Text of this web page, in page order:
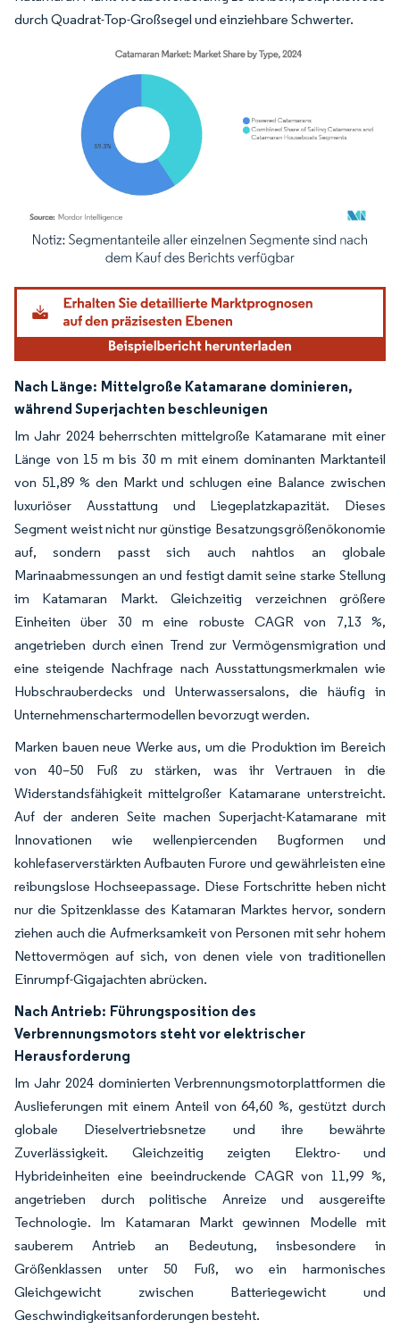
durch Quadrat-Top-Großsegel und einziehbare Schwerter.
Bild © Mordor Intelligence. Wiederverwendung erfordert Namensnennung
Nach Länge: Mittelgroße Katamarane dominieren,
während Superjachten beschleunigen
Im Jahr 2024 beherrschten mittelgroße Katamarane mit einer
Länge von 15 m bis 30 m mit einem dominanten Marktanteil
von 51,89 % den Markt und schlugen eine Balance zwischen
luxuriöser Ausstattung und Liegeplatzkapazität. Dieses
Segment weist nicht nur günstige Besatzungsgrößenökonomie
auf, sondern passt sich auch nahtlos an globale
Marinaabmessungen an und festigt damit seine starke Stellung
im Katamaran Markt. Gleichzeitig verzeichnen größere
Einheiten über 30 m eine robuste CAGR von 7,13 %,
angetrieben durch einen Trend zur Vermögensmigration und
eine steigende Nachfrage nach Ausstattungsmerkmalen wie
Hubschrauberdecks und Unterwassersalons, die häufig in
Unternehmenschartermodellen bevorzugt werden.
Marken bauen neue Werke aus, um die Produktion im Bereich
von 40–50 Fuß zu stärken, was ihr Vertrauen in die
Widerstandsfähigkeit mittelgroßer Katamarane unterstreicht.
Auf der anderen Seite machen Superjacht-Katamarane mit
Innovationen wie wellenpiercenden Bugformen und
kohlefaserverstärkten Aufbauten Furore und gewährleisten eine
reibungslose Hochseepassage. Diese Fortschritte heben nicht
nur die Spitzenklasse des Katamaran Marktes hervor, sondern
ziehen auch die Aufmerksamkeit von Personen mit sehr hohem
Nettovermögen auf sich, von denen viele von traditionellen
Einrumpf-Gigajachten abrücken.
Nach Antrieb: Führungsposition des
Verbrennungsmotors steht vor elektrischer
Herausforderung
Im Jahr 2024 dominierten Verbrennungsmotorplattformen die
Auslieferungen mit einem Anteil von 64,60 %, gestützt durch
globale Dieselvertriebsnetze und ihre bewährte
Zuverlässigkeit. Gleichzeitig zeigten Elektro- und
Hybrideinheiten eine beeindruckende CAGR von 11,99 %,
angetrieben durch politische Anreize und ausgereifte
Technologie. Im Katamaran Markt gewinnen Modelle mit
sauberem Antrieb an Bedeutung, insbesondere in
Größenklassen unter 50 Fuß, wo ein harmonisches
Gleichgewicht zwischen Batteriegewicht und
Geschwindigkeitsanforderungen besteht.